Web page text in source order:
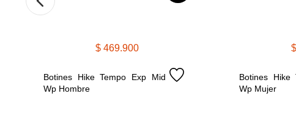
$ 469.900
Botines Hike Tempo Exp Mid
Wp Hombre
$
Botines Hike
Wp Mujer